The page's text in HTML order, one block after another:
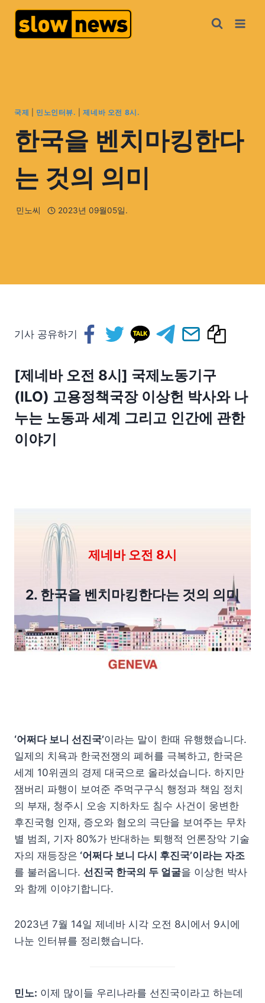
국제 민노인터뷰. |제네바 오전 8시.
한국을 벤치마킹한다
는 것의 의미
민노씨 2023년 09월05일.
기사 공유하기
[제네바 오전 8시] 국제노동기구
(ILO) 고용정책국장 이상헌 박사와 나
누는 노동과 세계 그리고 인간에 관한
이야기
제네바 오전 8시
2. 한국을 벤치마킹한다는 것의 의미
‘어쩌다 보니 선진국’이라는 말이 한때 유행했습니다.
일제의 치욕과 한국전쟁의 폐허를 극복하고, 한국은
세계 10위권의 경제 대국으로 올라섰습니다. 하지만
잼버리 파행이 보여준 주먹구구식 행정과 책임 정치
의 부재, 청주시 오송 지하차도 침수 사건이 웅변한
후진국형 인재, 증오와 혐오의 극단을 보여주는 무차
별 범죄, 기자 80%가 반대하는 퇴행적 언론장악 기술
자의 재등장은 ‘어쩌다 보니 다시 후진국’이라는 자조
를 불러옵니다. 선진국 한국의 두 얼굴을 이상헌 박사
와 함께 이야기합니다.
2023년 7월 14일 제네바 시각 오전 8시에서 9시에
나눈 인터뷰를 정리했습니다.
민노: 이제 많이들 우리나라를 선진국이라고 하는데